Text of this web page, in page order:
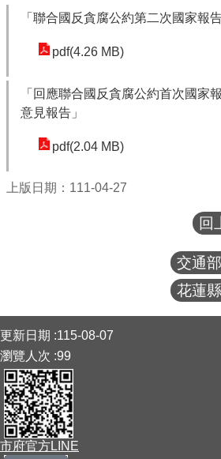
網站安全政策
政府網站資料開放宣告
「聯合國反貪腐公約第二次國家報告
pdf(4.26 MB)
「回應聯合國反貪腐公約首次國家
意見報告」
pdf(2.04 MB)
上版日期：111-04-27
回
交通
花蓮
更新日期
115-08-07
瀏覽人次 99
市府官方LINE